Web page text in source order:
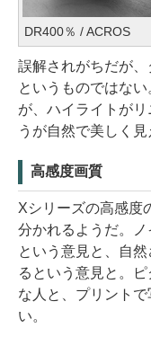
DR400％ / ACROS
誤解されがちだが
というものではな
が、ハイライトが
うが自然で美しく見
高感度画質
Xシリーズの高感度
分かれるようだ。
という意見と、自
るという意見と。
な人と、プリント
い。